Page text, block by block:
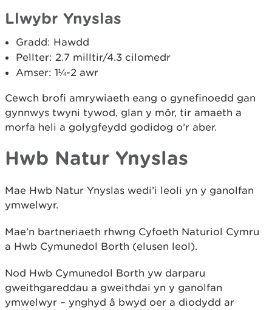
Llwybr Ynyslas
Gradd: Hawdd
Pellter: 2.7 milltir/4.3 cilomedr
Amser: 1¼-2 awr
Cewch brofi amrywiaeth eang o gynefinoedd gan
gynnwys twyni tywod, glan y môr, tir amaeth a
morfa heli a golygfeydd godidog o’r aber.
Hwb Natur Ynyslas
Mae Hwb Natur Ynyslas wedi’i leoli yn y ganolfan
ymwelwyr.
Mae’n bartneriaeth rhwng Cyfoeth Naturiol Cymru
a Hwb Cymunedol Borth (elusen leol).
Nod Hwb Cymunedol Borth yw darparu
gweithgareddau a gweithdai yn y ganolfan
ymwelwyr – ynghyd â bwyd oer a diodydd ar